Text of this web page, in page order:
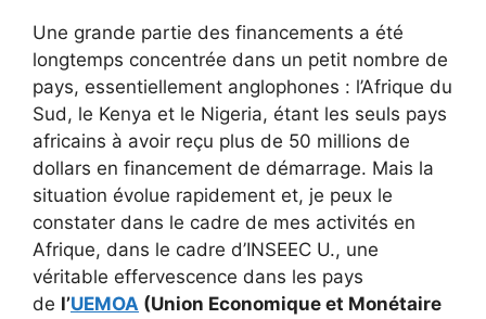
Une grande partie des financements a été
longtemps concentrée dans un petit nombre de
pays, essentiellement anglophones : l’Afrique du
Sud, le Kenya et le Nigeria, étant les seuls pays
africains à avoir reçu plus de 50 millions de
dollars en financement de démarrage. Mais la
situation évolue rapidement et, je peux le
constater dans le cadre de mes activités en
Afrique, dans le cadre d’INSEEC U., une
véritable effervescence dans les pays
de l’UEMOA (Union Economique et Monétaire